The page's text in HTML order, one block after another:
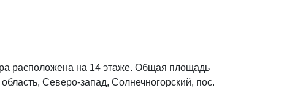
расположена на 14 этаже. Общая площадь
Северо-запад, Солнечногорский, пос.